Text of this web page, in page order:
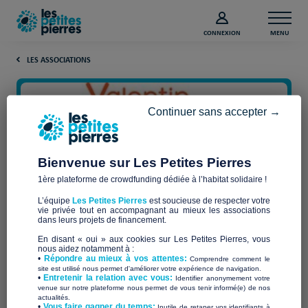
CONNEXION MENU
LES ASSOCIATIONS
AVH TROYES
Bienvenue sur Les Petites Pierres
1ère plateforme de crowdfunding dédiée à l’habitat solidaire !
L’équipe Les Petites Pierres est soucieuse de respecter votre
vie privée tout en accompagnant au mieux les associations
dans leurs projets de financement.
En disant « oui » aux cookies sur Les Petites Pierres, vous
nous aidez notamment à :
• Répondre au mieux à vos attentes:Comprendre comment le
site est utilisé nous permet d'améliorer votre expérience de navigation.
•Entretenir la relation avec vous: Identifier anonymement votre
venue sur notre plateforme nous permet de vous tenir informé(e) de nos
actualités.
Continuer sans accepter →